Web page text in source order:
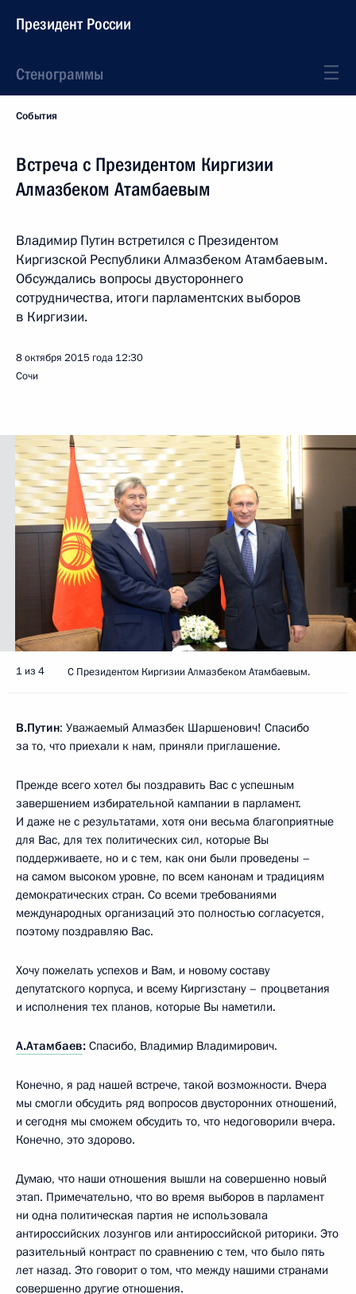
Президент России
Стенограммы
События
Встреча с Президентом Киргизии
Алмазбеком Атамбаевым
Владимир Путин встретился с Президентом
Киргизской Республики Алмазбеком Атамбаевым.
Обсуждались вопросы двустороннего
сотрудничества, итоги парламентских выборов
в Киргизии.
8 октября 2015 года 12:30
Сочи
1 из 4 С Президентом Киргизии Алмазбеком Атамбаевым.
В.Путин: Уважаемый Алмазбек Шаршенович! Спасибо
за то, что приехали к нам, приняли приглашение.
Прежде всего хотел бы поздравить Вас с успешным
завершением избирательной кампании в парламент.
И даже не с результатами, хотя они весьма благоприятные
для Вас, для тех политических сил, которые Вы
поддерживаете, но и с тем, как они были проведены –
на самом высоком уровне, по всем канонам и традициям
демократических стран. Со всеми требованиями
международных организаций это полностью согласуется,
поэтому поздравляю Вас.
Хочу пожелать успехов и Вам, и новому составу
депутатского корпуса, и всему Киргизстану – процветания
и исполнения тех планов, которые Вы наметили.
А.Атамбаев: Спасибо, Владимир Владимирович.
Конечно, я рад нашей встрече, такой возможности. Вчера
мы смогли обсудить ряд вопросов двусторонних отношений,
и сегодня мы сможем обсудить то, что недоговорили вчера.
Конечно, это здорово.
Думаю, что наши отношения вышли на совершенно новый
этап. Примечательно, что во время выборов в парламент
ни одна политическая партия не использовала
антироссийских лозунгов или антироссийской риторики. Это
разительный контраст по сравнению с тем, что было пять
лет назад. Это говорит о том, что между нашими странами
совершенно другие отношения.